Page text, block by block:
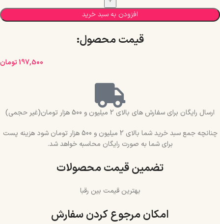
افزودن به سبد خرید
قیمت محصول:​
197,500تومان
ارسال رایگان برای سفارش های بالای 2 میلیون و 500 هزار تومان(غیر حجمی)
چنانچه جمع سبد خرید شما بالای 2 میلیون و 500 هزار تومان شود هزینه پست
برای شما به صورت رایگان محاسبه خواهد شد.
تضمین قیمت محصولات
بهترین قیمت بین رقبا
امکان مرجوع کردن سفارش